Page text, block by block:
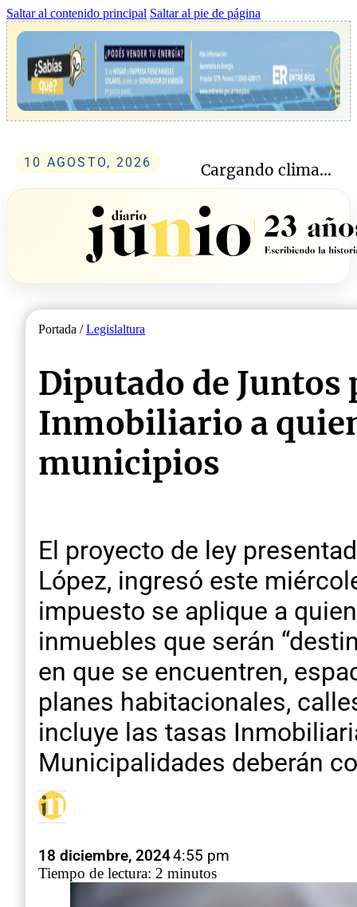
Saltar al contenido principal Saltar al pie de página
10 AGOSTO, 2026 Cargando clima...
Portada /Legislaltura
Diputado de
Inmobiliario a
municipios
El proyecto de ley
López, ingresó este
impuesto se aplique a
inmuebles que serán
en que se encuentren,
planes habitacionales,
incluye las tasas
Municipalidades deberán
18 diciembre, 20244:55 pm
Tiempo de lectura: 2 minutos